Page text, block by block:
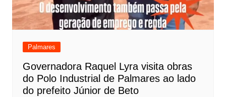
Palmares
Governadora Raquel Lyra visita obras
do Polo Industrial de Palmares ao lado
do prefeito Júnior de Beto